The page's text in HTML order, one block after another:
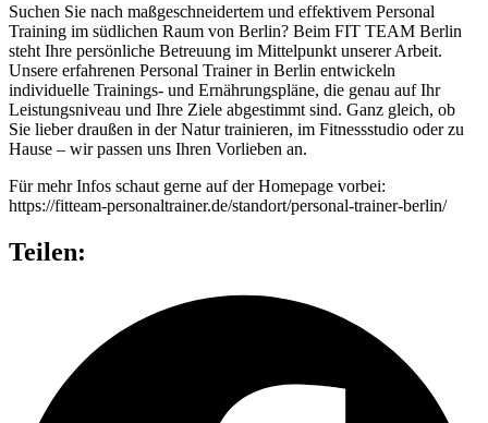
Suchen Sie nach maßgeschneidertem und effektivem Personal
Training im südlichen Raum von Berlin? Beim FIT TEAM Berlin
steht Ihre persönliche Betreuung im Mittelpunkt unserer Arbeit.
Unsere erfahrenen Personal Trainer in Berlin entwickeln
individuelle Trainings- und Ernährungspläne, die genau auf Ihr
Leistungsniveau und Ihre Ziele abgestimmt sind. Ganz gleich, ob
Sie lieber draußen in der Natur trainieren, im Fitnessstudio oder zu
Hause – wir passen uns Ihren Vorlieben an.
Für mehr Infos schaut gerne auf der Homepage vorbei:
https://fitteam-personaltrainer.de/standort/personal-trainer-berlin/
Teilen: